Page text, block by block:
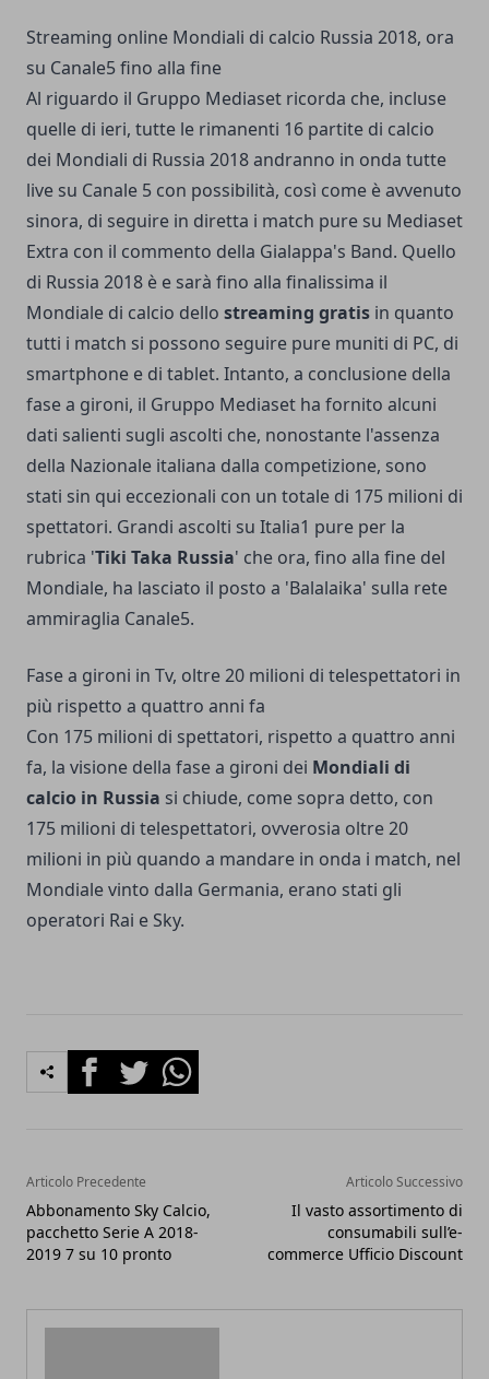
Streaming online Mondiali di calcio Russia 2018, ora
su Canale5 fino alla fine
Al riguardo il Gruppo Mediaset ricorda che, incluse
quelle di ieri, tutte le rimanenti 16 partite di calcio
dei Mondiali di Russia 2018 andranno in onda tutte
live su Canale 5 con possibilità, così come è avvenuto
sinora, di seguire in diretta i match pure su Mediaset
Extra con il commento della Gialappa's Band. Quello
di Russia 2018 è e sarà fino alla finalissima il
Mondiale di calcio dello streaming gratis in quanto
tutti i match si possono seguire pure muniti di PC, di
smartphone e di tablet. Intanto, a conclusione della
fase a gironi, il Gruppo Mediaset ha fornito alcuni
dati salienti sugli ascolti che, nonostante l'assenza
della Nazionale italiana dalla competizione, sono
stati sin qui eccezionali con un totale di 175 milioni di
spettatori. Grandi ascolti su Italia1 pure per la
rubrica 'Tiki Taka Russia' che ora, fino alla fine del
Mondiale, ha lasciato il posto a 'Balalaika' sulla rete
ammiraglia Canale5.
Fase a gironi in Tv, oltre 20 milioni di telespettatori in
più rispetto a quattro anni fa
Con 175 milioni di spettatori, rispetto a quattro anni
fa, la visione della fase a gironi dei Mondiali di
calcio in Russia si chiude, come sopra detto, con
175 milioni di telespettatori, ovverosia oltre 20
milioni in più quando a mandare in onda i match, nel
Mondiale vinto dalla Germania, erano stati gli
operatori Rai e Sky.
FacebookTwitterWhatsapp
Articolo Precedente
Abbonamento Sky Calcio,
pacchetto Serie A 2018-
2019 7 su 10 pronto
Articolo Successivo
Il vasto assortimento di
consumabili sull’e-
commerce Ufficio Discount